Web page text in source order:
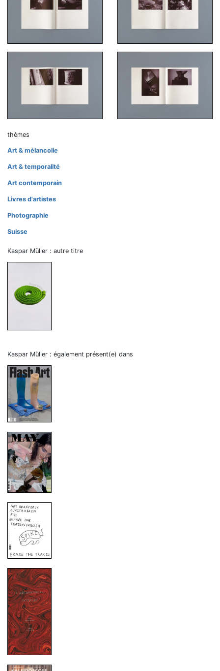
thèmes
Art & mélancolie
Art & temporalité
Art contemporain
Livres d'artistes
Photographie
Suisse
Kaspar Müller : autre titre
Kaspar Müller : également présent(e) dans